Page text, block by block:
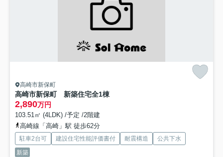
高崎市新保町
高崎市新保町 新築住宅全1棟
2,890万円
103.51㎡ (4LDK) /予定 /2階建
高崎線「高崎」駅 徒歩62分
駐車2台可 建設住宅性能評価書付 耐震構造
公共下水
新築